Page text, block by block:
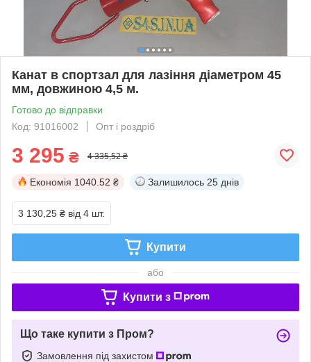
Канат в спортзал для лазіння діаметром 45
мм, довжиною 4,5 м.
Готово до відправки
Код: 91016002
Опт і роздріб
3 295 ₴ 4 335,52 ₴
Економія 1040.52 ₴ Залишилось 25 днів
3 130,25 ₴ від 4 шт.
Купити
або
Купити з
Що таке купити з Пром?
Замовлення під захистом